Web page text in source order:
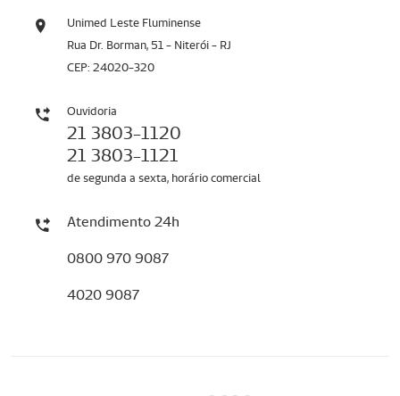
Unimed Leste Fluminense
Rua Dr. Borman, 51 - Niterói - RJ
CEP: 24020-320
Ouvidoria
21 3803-1120
21 3803-1121
de segunda a sexta, horário comercial
Atendimento 24h
0800 970 9087
4020 9087